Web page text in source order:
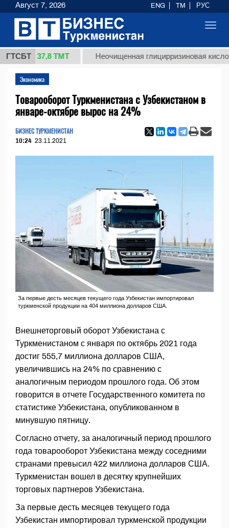
ГТСБТ
37,8 ТМТ Неочищенная глицирризиновая кислота
Экономика
Товарооборот Туркменистана с Узбекистаном в
январе-октябре вырос на 24%
БИЗНЕС ТУРКМЕНИСТАН
10:24 23.11.2021
За первые десть месяцев текущего года Узбекистан импортировал
туркменской продукции на 404 миллиона долларов США.
Внешнеторговый оборот Узбекистана с
Туркменистаном с января по октябрь 2021 года
достиг 555,7 миллиона долларов США,
увеличившись на 24% по сравнению с
аналогичным периодом прошлого года. Об этом
говорится в отчете Государственного комитета по
статистике Узбекистана, опубликованном в
минувшую пятницу.
Согласно отчету, за аналогичный период прошлого
года товарооборот Узбекистана между соседними
странами превысил 422 миллиона долларов США.
Туркменистан вошел в десятку крупнейших
торговых партнеров Узбекистана.
За первые десть месяцев текущего года
Узбекистан импортировал туркменской продукции
Август 7, 2026 ENG TM РУС